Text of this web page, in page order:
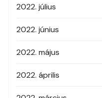
2022. július
2022. június
2022. május
2022. április